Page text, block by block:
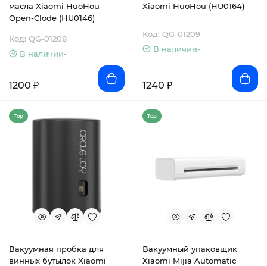
масла Xiaomi HuoHou
Open-Clode (HU0146)
Код: QG-01208
В наличии-
1200 ₽
Xiaomi HuoHou (HU0164)
Код: QG-01209
В наличии-
1240 ₽
Top
Вакуумная пробка для
винных бутылок Xiaomi
Top
Вакуумный упаковщик
Xiaomi Mijia Automatic